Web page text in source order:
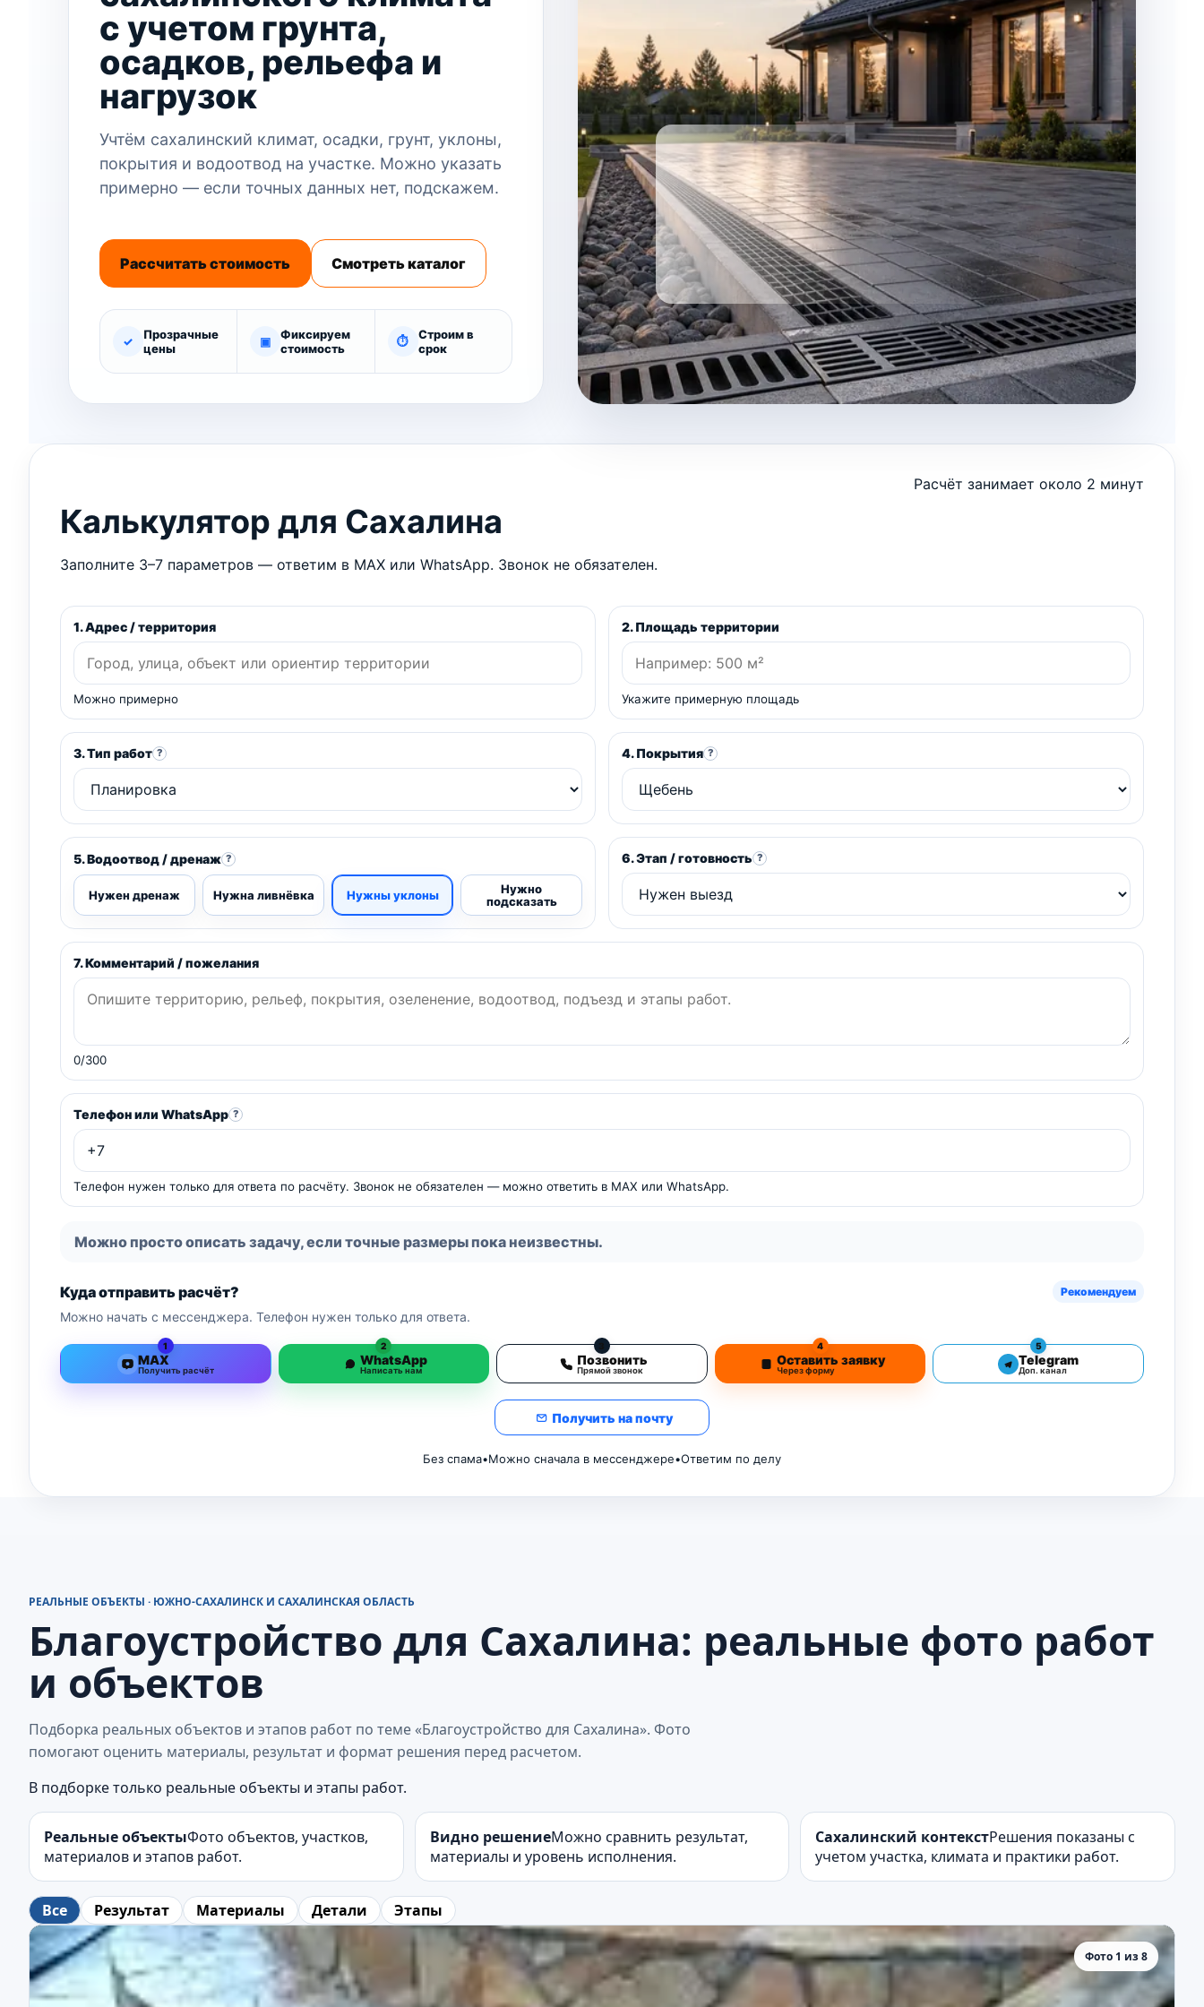
с учетом грунта,
осадков, рельефа и
нагрузок
Учтём сахалинский климат, осадки, грунт, уклоны,
покрытия и водоотвод на участке. Можно указать
примерно — если точных данных нет, подскажем.
Рассчитать стоимость Смотреть каталог
✓
Прозрачные
цены
▣
Фиксируем
стоимость
⏱
Строим в
срок
Калькулятор для Сахалина
Заполните 3–7 параметров — ответим в MAX или WhatsApp. Звонок не обязателен.
Расчёт занимает около 2 минут
1. Адрес / территория
Можно примерно
2. Площадь территории
Укажите примерную площадь
3. Тип работ ? 4. Покрытия ?
5. Водоотвод / дренаж ?
Нужен дренаж Нужна ливнёвка Нужны уклоны
Нужно
подсказать
6. Этап / готовность ?
7. Комментарий / пожелания
0/300
Телефон или WhatsApp ?
Телефон нужен только для ответа по расчёту. Звонок не обязателен — можно ответить в MAX или WhatsApp.
Можно просто описать задачу, если точные размеры пока неизвестны.
Куда отправить расчёт? Рекомендуем
Можно начать с мессенджера. Телефон нужен только для ответа.
1
MAX
Получить расчёт
2
WhatsApp
Написать нам
3
Позвонить
Прямой звонок
4
Оставить заявку
Через форму
5
Telegram
Доп. канал
Получить на почту
Без спама•Можно сначала в мессенджере•Ответим по делу
РЕАЛЬНЫЕ ОБЪЕКТЫ · ЮЖНО-САХАЛИНСК И САХАЛИНСКАЯ ОБЛАСТЬ
Благоустройство для Сахалина: реальные фото работ
и объектов
Подборка реальных объектов и этапов работ по теме «Благоустройство для Сахалина». Фото
помогают оценить материалы, результат и формат решения перед расчетом.
В подборке только реальные объекты и этапы работ.
Реальные объектыФото объектов, участков,
материалов и этапов работ.
Видно решениеМожно сравнить результат,
материалы и уровень исполнения.
Сахалинский контекстРешения показаны с
учетом участка, климата и практики работ.
Все Результат Материалы Детали Этапы
Фото 1 из 8